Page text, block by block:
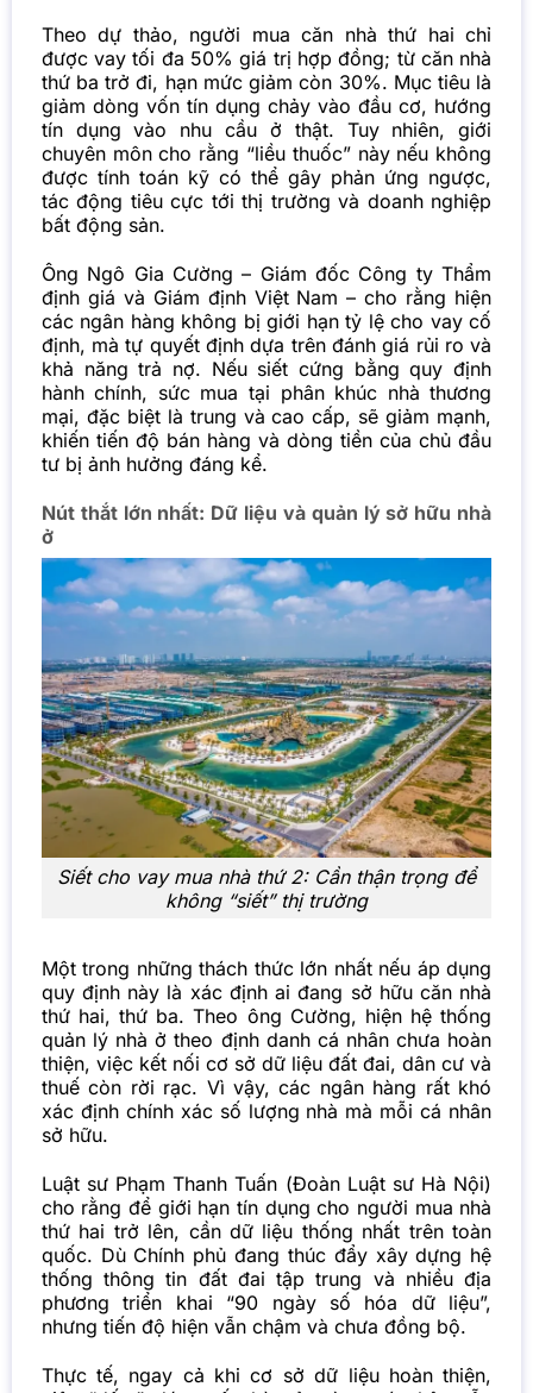
Theo dự thảo, người mua căn nhà thứ hai chỉ
được vay tối đa 50% giá trị hợp đồng; từ căn nhà
thứ ba trở đi, hạn mức giảm còn 30%. Mục tiêu là
giảm dòng vốn tín dụng chảy vào đầu cơ, hướng
tín dụng vào nhu cầu ở thật. Tuy nhiên, giới
chuyên môn cho rằng “liều thuốc” này nếu không
được tính toán kỹ có thể gây phản ứng ngược,
tác động tiêu cực tới thị trường và doanh nghiệp
bất động sản.
Ông Ngô Gia Cường – Giám đốc Công ty Thẩm
định giá và Giám định Việt Nam – cho rằng hiện
các ngân hàng không bị giới hạn tỷ lệ cho vay cố
định, mà tự quyết định dựa trên đánh giá rủi ro và
khả năng trả nợ. Nếu siết cứng bằng quy định
hành chính, sức mua tại phân khúc nhà thương
mại, đặc biệt là trung và cao cấp, sẽ giảm mạnh,
khiến tiến độ bán hàng và dòng tiền của chủ đầu
tư bị ảnh hưởng đáng kể.
Nút thắt lớn nhất: Dữ liệu và quản lý sở hữu nhà
ở
Siết cho vay mua nhà thứ 2: Cần thận trọng để
không “siết” thị trường
Một trong những thách thức lớn nhất nếu áp dụng
quy định này là xác định ai đang sở hữu căn nhà
thứ hai, thứ ba. Theo ông Cường, hiện hệ thống
quản lý nhà ở theo định danh cá nhân chưa hoàn
thiện, việc kết nối cơ sở dữ liệu đất đai, dân cư và
thuế còn rời rạc. Vì vậy, các ngân hàng rất khó
xác định chính xác số lượng nhà mà mỗi cá nhân
sở hữu.
Luật sư Phạm Thanh Tuấn (Đoàn Luật sư Hà Nội)
cho rằng để giới hạn tín dụng cho người mua nhà
thứ hai trở lên, cần dữ liệu thống nhất trên toàn
quốc. Dù Chính phủ đang thúc đẩy xây dựng hệ
thống thông tin đất đai tập trung và nhiều địa
phương triển khai “90 ngày số hóa dữ liệu”,
nhưng tiến độ hiện vẫn chậm và chưa đồng bộ.
Thực tế, ngay cả khi cơ sở dữ liệu hoàn thiện,